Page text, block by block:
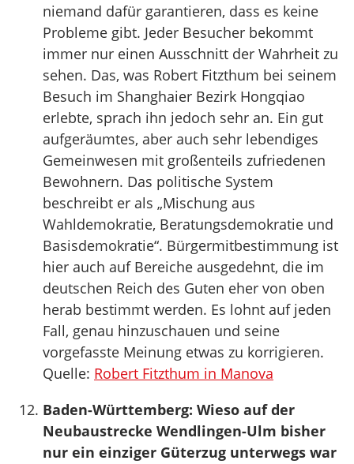
niemand dafür garantieren, dass es keine
Probleme gibt. Jeder Besucher bekommt
immer nur einen Ausschnitt der Wahrheit zu
sehen. Das, was Robert Fitzthum bei seinem
Besuch im Shanghaier Bezirk Hongqiao
erlebte, sprach ihn jedoch sehr an. Ein gut
aufgeräumtes, aber auch sehr lebendiges
Gemeinwesen mit großenteils zufriedenen
Bewohnern. Das politische System
beschreibt er als „Mischung aus
Wahldemokratie, Beratungsdemokratie und
Basisdemokratie“. Bürgermitbestimmung ist
hier auch auf Bereiche ausgedehnt, die im
deutschen Reich des Guten eher von oben
herab bestimmt werden. Es lohnt auf jeden
Fall, genau hinzuschauen und seine
vorgefasste Meinung etwas zu korrigieren.
Quelle: Robert Fitzthum in Manova
Baden-Württemberg: Wieso auf der
Neubaustrecke Wendlingen-Ulm bisher
nur ein einziger Güterzug unterwegs war